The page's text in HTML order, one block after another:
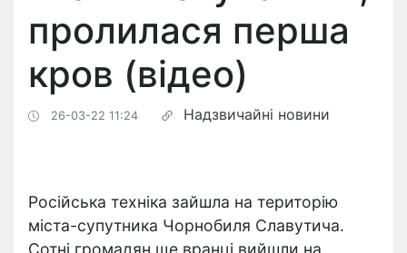
пролилася перша
кров (відео)
26-03-22 11:24 Надзвичайні новини
Російська техніка зайшла на територію
міста-супутника Чорнобиля Славутича.
Сотні громадян ще вранці вийшли на